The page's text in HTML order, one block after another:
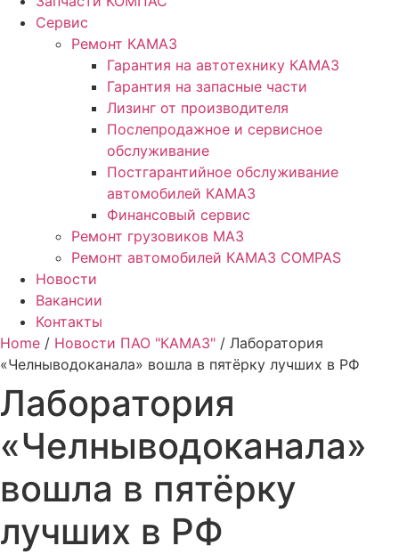
Сервис
Ремонт КАМАЗ
Гарантия на автотехнику КАМАЗ
Гарантия на запасные части
Лизинг от производителя
Послепродажное и сервисное
обслуживание
Постгарантийное обслуживание
автомобилей КАМАЗ
Финансовый сервис
Ремонт грузовиков МАЗ
Ремонт автомобилей КАМАЗ COMPAS
Новости
Вакансии
Контакты
Home / Новости ПАО "КАМАЗ" / Лаборатория
«Челныводоканала» вошла в пятёрку лучших в РФ
Лаборатория
«Челныводоканала»
вошла в пятёрку
лучших в РФ